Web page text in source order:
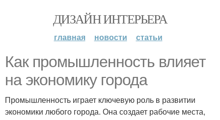
ДИЗАЙН ИНТЕРЬЕРА
главная новости статьи
Как промышленность влияет
на экономику города
Промышленность играет ключевую роль в развитии
экономики любого города. Она создает рабочие места,